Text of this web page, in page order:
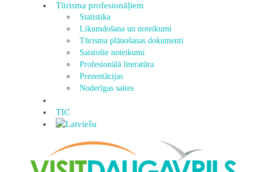
Tūrisma profesionāļiem
Statistika
Likumdošana un noteikumi
Tūrisma plānošanas dokumenti
Saistošie noteikumi
Profesionālā literatūra
Prezentācijas
Noderīgas saites
TIC